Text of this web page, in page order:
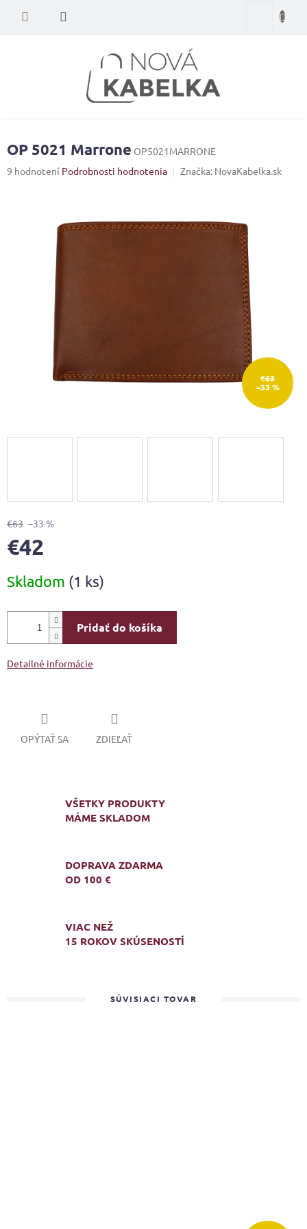
Nákupný
OP 5021 Marrone OP5021MARRONE
Priemerné
hviezdičiek.
9 hodnotení Podrobnosti hodnotenia Značka: NovaKabelka.sk
€63
–33 %
€63 –33 %
€42
cena:
Skladom (1 ks)
Pridať do košíka
Detailné informácie
OPÝTAŤ SA ZDIEĽAŤ
VŠETKY PRODUKTY
MÁME SKLADOM
DOPRAVA ZDARMA
OD 100 €
VIAC NEŽ
15 ROKOV SKÚSENOSTÍ
SÚVISIACI TOVAR